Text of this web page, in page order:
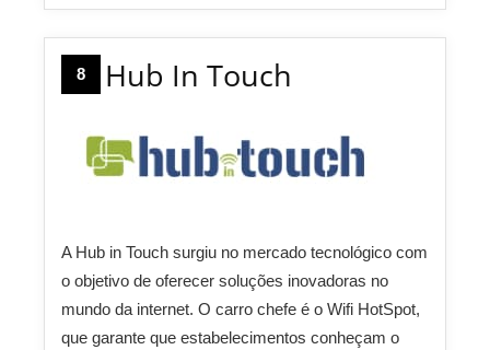
8 Hub In Touch
A Hub in Touch surgiu no mercado tecnológico com
o objetivo de oferecer soluções inovadoras no
mundo da internet. O carro chefe é o Wifi HotSpot,
que garante que estabelecimentos conheçam o